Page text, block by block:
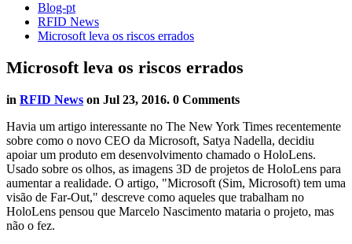
Blog-pt
RFID News
Microsoft leva os riscos errados
Microsoft leva os riscos errados
in RFID News on Jul 23, 2016. 0 Comments
Havia um artigo interessante no The New York Times recentemente
sobre como o novo CEO da Microsoft, Satya Nadella, decidiu
apoiar um produto em desenvolvimento chamado o HoloLens.
Usado sobre os olhos, as imagens 3D de projetos de HoloLens para
aumentar a realidade. O artigo, "Microsoft (Sim, Microsoft) tem uma
visão de Far-Out," descreve como aqueles que trabalham no
HoloLens pensou que Marcelo Nascimento mataria o projeto, mas
não o fez.